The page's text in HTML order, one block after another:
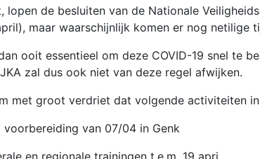
lopen de besluiten van de Nationale
maar waarschijnlijk komen er nog netilige
ooit essentieel om deze COVID-19 snel te
zal dus ook niet van deze regel afwijken.
met groot verdriet dat volgende activiteiten
van 07/04 in Genk